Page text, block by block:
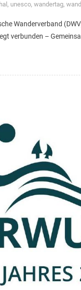
, unesco, wandertag,
Wanderverband
verbunden –